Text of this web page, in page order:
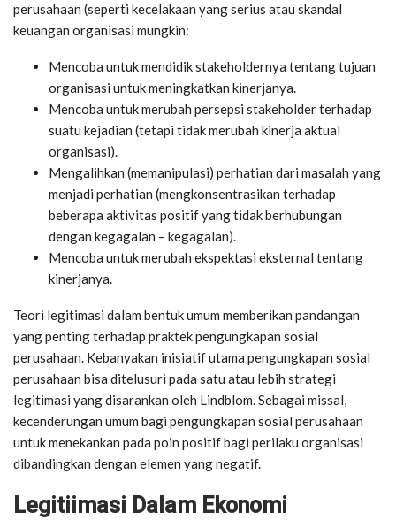
perusahaan (seperti kecelakaan yang serius atau skandal
keuangan organisasi mungkin:
Mencoba untuk mendidik stakeholdernya tentang tujuan
organisasi untuk meningkatkan kinerjanya.
Mencoba untuk merubah persepsi stakeholder terhadap
suatu kejadian (tetapi tidak merubah kinerja aktual
organisasi).
Mengalihkan (memanipulasi) perhatian dari masalah yang
menjadi perhatian (mengkonsentrasikan terhadap
beberapa aktivitas positif yang tidak berhubungan
dengan kegagalan – kegagalan).
Mencoba untuk merubah ekspektasi eksternal tentang
kinerjanya.
Teori legitimasi dalam bentuk umum memberikan pandangan
yang penting terhadap praktek pengungkapan sosial
perusahaan. Kebanyakan inisiatif utama pengungkapan sosial
perusahaan bisa ditelusuri pada satu atau lebih strategi
legitimasi yang disarankan oleh Lindblom. Sebagai missal,
kecenderungan umum bagi pengungkapan sosial perusahaan
untuk menekankan pada poin positif bagi perilaku organisasi
dibandingkan dengan elemen yang negatif.
Legitiimasi Dalam Ekonomi